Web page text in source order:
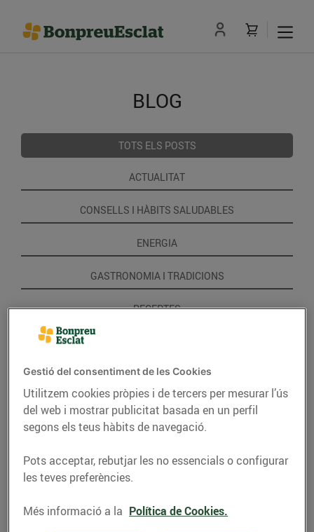
BLOG
TOTS ELS POSTS
ACTUALITAT
CONSELLS I HÀBITS SALUDABLES
ENERGIA
GASTRONOMIA I TRADICIONS
RECEPTES
RECEPTES
Gestió del consentiment de les Cookies
Utilitzem cookies pròpies i de tercers per mesurar l’ús
del web i mostrar publicitat basada en un perfil
segons els teus hàbits de navegació.
Pots acceptar, rebutjar les no essencials o configurar
les teves preferències.
Més informació a la Política de Cookies.